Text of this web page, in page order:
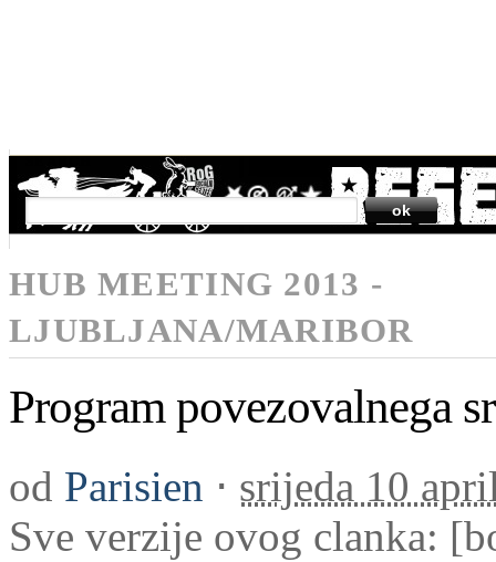
SEARCH
HUB MEETING 2013 -
LJUBLJANA/MARIBOR
Program povezovalnega
od Parisien ⋅ srijeda 10
Sve verzije ovog clanka: